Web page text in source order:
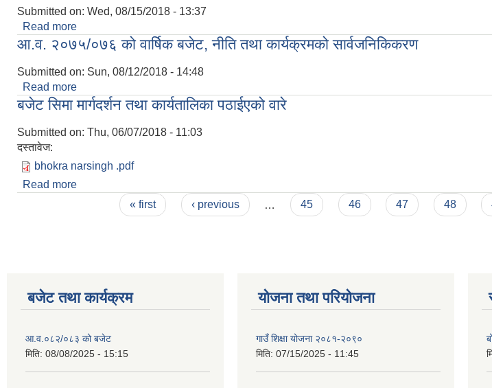
Submitted on: Wed, 08/15/2018 - 13:37
Read more
आ.व. २०७५/०७६ को वार्षिक बजेट, नीति तथा कार्यक्रमको सार्वजनिकिकरण
Submitted on: Sun, 08/12/2018 - 14:48
Read more
बजेट सिमा मार्गदर्शन तथा कार्यतालिका पठाईएको वारे
Submitted on: Thu, 06/07/2018 - 11:03
दस्तावेज:
bhokra narsingh .pdf
Read more
« first ‹ previous 45 46 47 48
बजेट तथा कार्यक्रम
आ.व.०८२/०८३ को बजेट
मिति: 08/08/2025 - 15:15
योजना तथा परियोजना
गाउँ शिक्षा योजना २०८१-२०९०
मिति: 07/15/2025 - 11:45